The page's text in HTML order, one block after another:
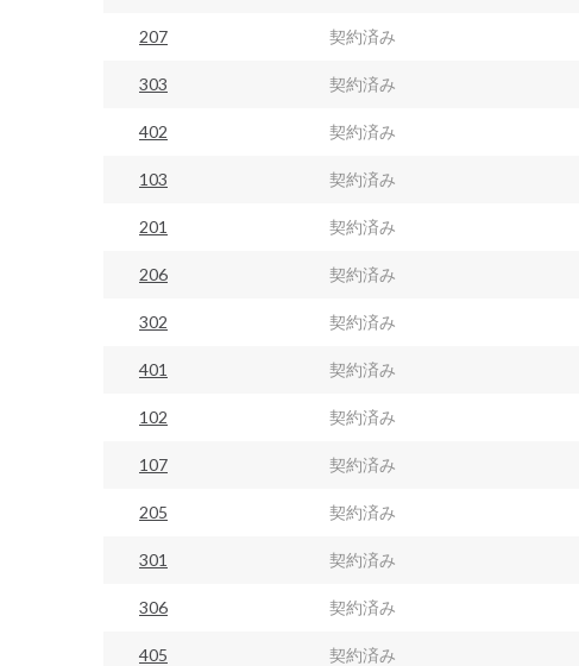
207 契約済み
303 契約済み
402 契約済み
103 契約済み
201 契約済み
206 契約済み
302 契約済み
401 契約済み
102 契約済み
107 契約済み
205 契約済み
301 契約済み
306 契約済み
405 契約済み